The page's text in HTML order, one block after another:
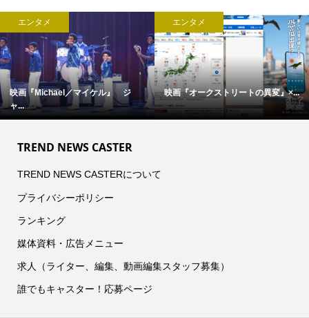
エンタメ
映画『Michael／マイケル』 ジ
ャ...
エンタメ
映画『オークストリートの異変』×...
TREND NEWS CASTER
TREND NEWS CASTERについて
プライバシーポリシー
ランキング
媒体資料・広告メニュー
求人（ライター、編集、動画編集スタッフ募集）
誰でもキャスター！応募ページ